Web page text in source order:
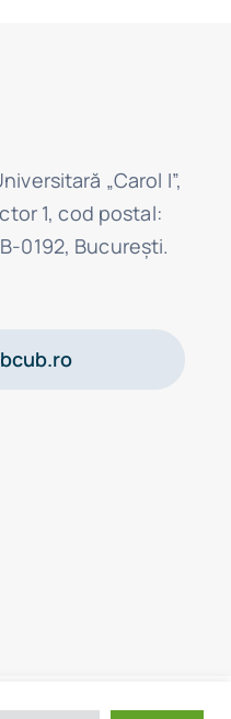
„Carol I”,
1, cod postal:
0192, Bucureşti.